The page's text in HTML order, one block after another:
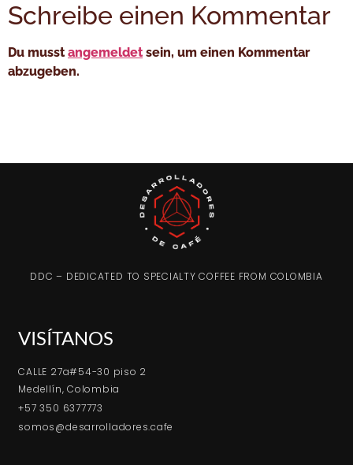
Schreibe einen Kommentar
Du musstangemeldetsein, um einen Kommentar
abzugeben.
DDC – DEDICATED TO SPECIALTY COFFEE FROM COLOMBIA
VISÍTANOS
CALLE 27a#54-30 piso 2
Medellín, Colombia
+57 350 6377773
somos@desarrolladores.cafe